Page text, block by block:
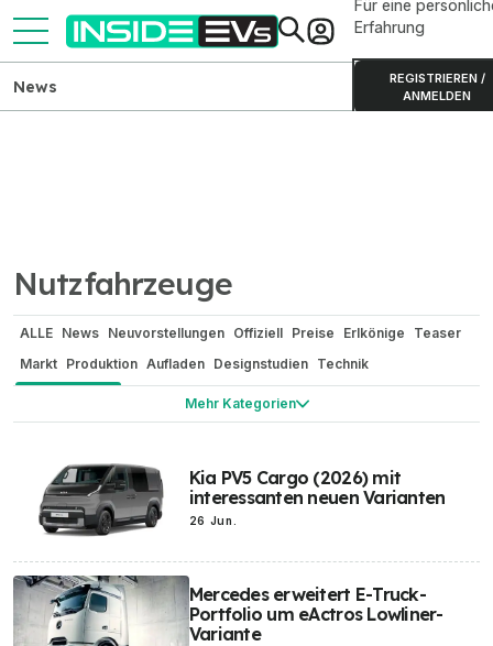
Für eine
Erfahrung
REGISTRIEREN /
ANMELDEN
News
Nutzfahrzeuge
Mehr Kategorien
ALLE News Neuvorstellungen Offiziell Preise Erlkönige
Teaser
Markt Produktion Aufladen Designstudien Technik
Reichweite / Stromverbrauch
Elektroauto-Vergleiche Elektro-Zweiräder Batterien Camping
Bizarr Wasserstoff Historie und Oldtimer Motorsport Network
Elon Musk Elektro-Luftfahrzeuge
Kia PV5 Cargo (2026) mit
interessanten neuen Varianten
26 Jun.
Mercedes erweitert E-Truck-
Portfolio um eActros Lowliner-
Variante